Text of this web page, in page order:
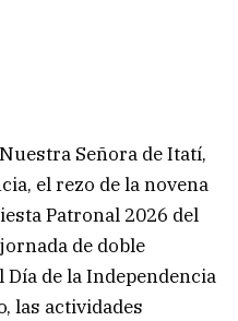
Señora de Itatí,
el rezo de la novena
Patronal 2026 del
de doble
de la Independencia
las actividades